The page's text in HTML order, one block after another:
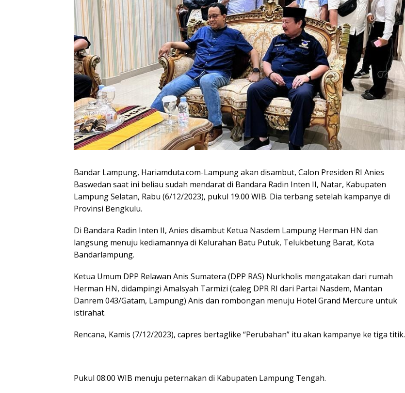
Bandar Lampung, Hariamduta.com-Lampung akan disambut, Calon Presiden RI Anies
Baswedan saat ini beliau sudah mendarat di Bandara Radin Inten II, Natar, Kabupaten
Lampung Selatan, Rabu (6/12/2023), pukul 19.00 WIB. Dia terbang setelah kampanye di
Provinsi Bengkulu.
Di Bandara Radin Inten II, Anies disambut Ketua Nasdem Lampung Herman HN dan
langsung menuju kediamannya di Kelurahan Batu Putuk, Telukbetung Barat, Kota
Bandarlampung.
Ketua Umum DPP Relawan Anis Sumatera (DPP RAS) Nurkholis mengatakan dari rumah
Herman HN, didampingi Amalsyah Tarmizi (caleg DPR RI dari Partai Nasdem, Mantan
Danrem 043/Gatam, Lampung) Anis dan rombongan menuju Hotel Grand Mercure untuk
istirahat.
Rencana, Kamis (7/12/2023), capres bertaglike “Perubahan” itu akan kampanye ke tiga titik.
Pukul 08:00 WIB menuju peternakan di Kabupaten Lampung Tengah.